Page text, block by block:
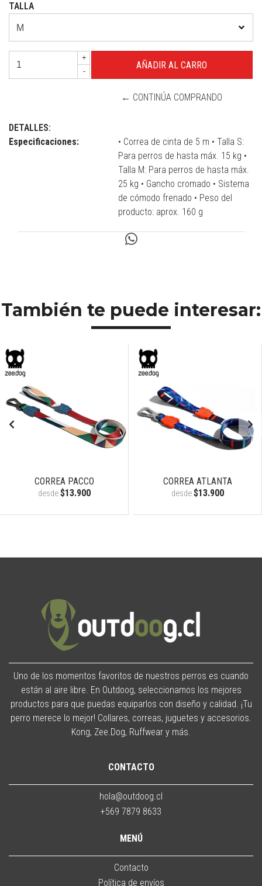
TALLA
+
-
← CONTINÚA COMPRANDO
DETALLES:
Especificaciones:
• Correa de cinta de 5 m • Talla S:
Para perros de hasta máx. 15 kg •
Talla M: Para perros de hasta máx.
25 kg • Gancho cromado • Sistema
de cómodo frenado • Peso del
producto: aprox. 160 g
También te puede interesar:
CORREA PACCO
desde$13.900
CORREA ATLANTA
desde$13.900
Uno de los momentos favoritos de nuestros perros es cuando
están al aire libre. En Outdoog, seleccionamos los mejores
productos para que puedas equiparlos con diseño y calidad. ¡Tu
perro merece lo mejor! Collares, correas, juguetes y accesorios.
Kong, Zee.Dog, Ruffwear y más.
CONTACTO
hola@outdoog.cl
+569 7879 8633
MENÚ
Contacto
Política de envíos